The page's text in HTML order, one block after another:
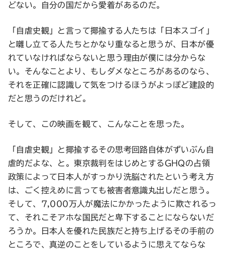
どない。自分の国だから愛着があるのだ。
「自虐史観」と言って揶揄する人たちは「日本スゴイ」
と囃し立てる人たちとかなり重なると思うが、日本が優
れていなければならないと思う理由が僕には分からな
い。そんなことより、もしダメなところがあるのなら、
それを正確に認識して気をつけるほうがよっぽど建設的
だと思うのだけれど。
そして、この映画を観て、こんなことを思った。
「自虐史観」と揶揄するその思考回路自体がずいぶん自
虐的だよな、と。東京裁判をはじめとするGHQの占領
政策によって日本人がすっかり洗脳されたという考え方
は、ごく控えめに言っても被害者意識丸出しだと思う。
そして、7,000万人が魔法にかかったように欺されるっ
て、それこそアホな国民だと卑下することにならないだ
ろうか。日本人を優れた民族だと持ち上げるその手前の
ところで、真逆のことをしているように思えてならな